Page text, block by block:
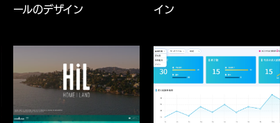
ールのデザイン
イン